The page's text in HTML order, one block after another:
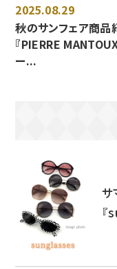
2025.08.29
秋のサンフェア商品
『PIERRE
ー...
サ
『